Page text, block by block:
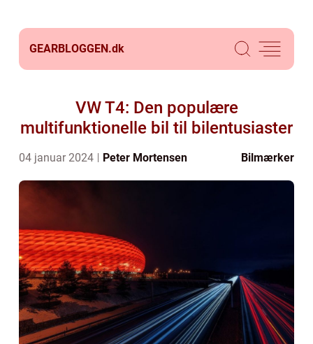
GEARBLOGGEN.dk
VW T4: Den populære
multifunktionelle bil til bilentusiaster
04 januar 2024 Peter Mortensen Bilmærker